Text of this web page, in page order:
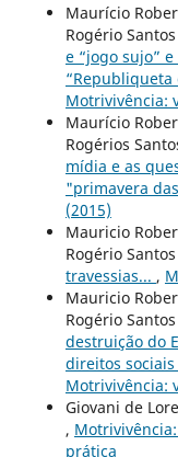
Maurício
Rogério
e “jogo sujo”
“Republiqueta
Motrivivência:
Maurício
Rogérios
mídia e as
"primavera
(2015)
Mauricio
Rogério
travessias... ,
Mauricio
Rogério
destruição do
direitos
Motrivivência:
Giovani de
,
prática